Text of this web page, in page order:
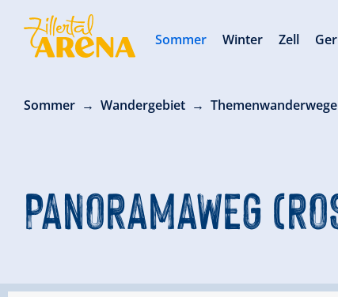
Sommer Wandergebiet Themenwanderwege
PANORAMAWEG
Sommer Winter Zell